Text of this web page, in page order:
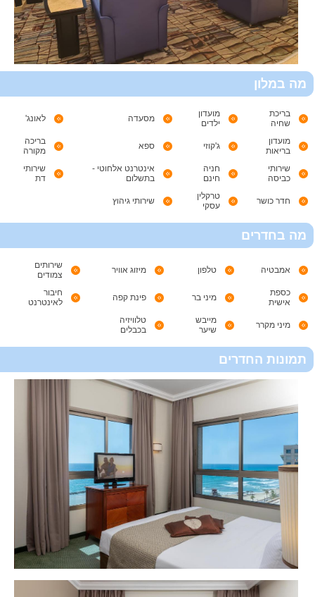
מה במלון
בריכת
שחיה
מועדון
ילדים
מסעדה לאונג'
מועדון
בריאות
ג'קוזי ספא
בריכה
מקורה
שירותי
כביסה
חניה
חינם
אינטרנט אלחוטי -
בתשלום
שירותי
דת
חדר כושר
טרקלין
עסקי
שירותי גיהוץ
מה בחדרים
אמבטיה טלפון מיזוג אוויר
שירותים
צמודים
כספת
אישית
מיני בר פינת קפה
חיבור
לאינטרנט
מיני מקרר
מייבש
שיער
טלוויזיה
בכבלים
תמונות החדרים